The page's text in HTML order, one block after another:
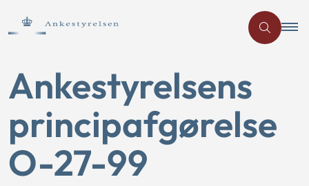
Ankestyrelsens
principafgørelse
O-27-99